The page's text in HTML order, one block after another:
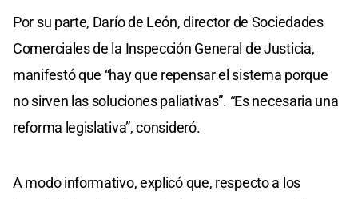
Por su parte, Darío de León, director de Sociedades
Comerciales de la Inspección General de Justicia,
manifestó que “hay que repensar el sistema porque
no sirven las soluciones paliativas”. “Es necesaria una
reforma legislativa”, consideró.
A modo informativo, explicó que, respecto a los